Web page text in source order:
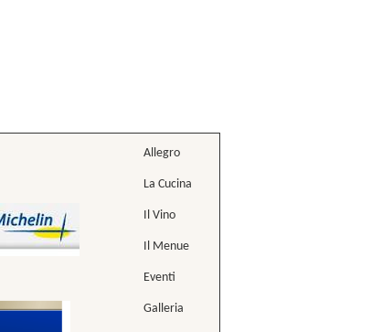
Allegro
La Cucina
Il Vino
Il Menue
Eventi
Galleria